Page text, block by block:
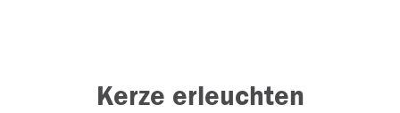
Kerze erleuchten